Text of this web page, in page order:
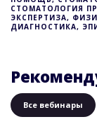
СТОМАТОЛОГИЯ
ЭКСПЕРТИЗА,
ДИАГНОСТИКА,
Все вебинары